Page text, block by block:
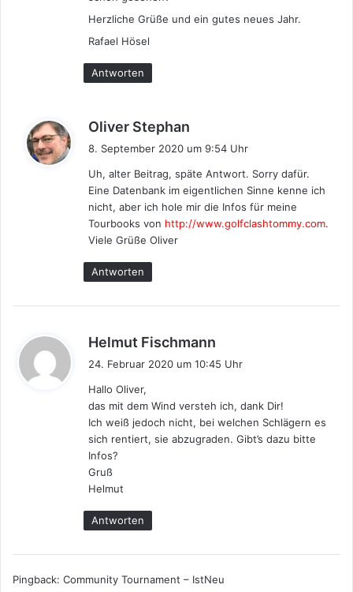
Herzliche Grüße und ein gutes neues Jahr.
Rafael Hösel
Antworten
Oliver Stephan
t
:
8. September 2020 um 9:54 Uhr
Uh, alter Beitrag, späte Antwort. Sorry dafür.
Eine Datenbank im eigentlichen Sinne kenne ich
nicht, aber ich hole mir die Infos für meine
Tourbooks von http://www.golfclashtommy.com.
Viele Grüße Oliver
Antworten
Helmut Fischmann
24. Februar 2020 um 10:45 Uhr
Hallo Oliver,
das mit dem Wind versteh ich, dank Dir!
Ich weiß jedoch nicht, bei welchen Schlägern es
sich rentiert, sie abzugraden. Gibt’s dazu bitte
Infos?
Gruß
Helmut
Antworten
Pingback: Community Tournament – IstNeu